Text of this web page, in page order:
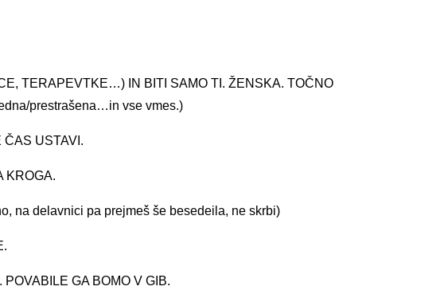
TERAPEVTKE…) IN BITI SAMO TI. ŽENSKA. TOČNO
prestrašena…in vse vmes.)
ČAS USTAVI.
KROGA.
na delavnici pa prejmeš še besedeila, ne skrbi)
GA BOMO V GIB.